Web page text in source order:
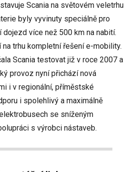
Scania na světovém veletrhu
byly vyvinuty speciálně pro
více než 500 km na nabití.
trhu kompletní řešení e-mobility.
Scania testovat již v roce 2007 a
provoz nyní přichází nová
i v regionální, příměstské
i spolehlivý a maximálně
se sníženým
s výrobci nástaveb.